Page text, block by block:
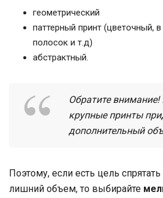
геометрический
паттерный принт (цветочный,
полосок и т.д)
абстрактный.
Обратите
крупные принты
дополнительный
Поэтому, если есть цель
лишний объем, то выбирайте